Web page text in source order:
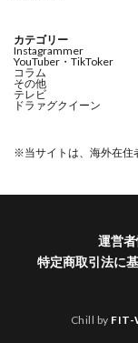
カテゴリー
Instagrammer
YouTuber・TikToker
コラム
その他
テレビ
ドラァグクイーン
※当サイトは、海外在住
運営
特定商取引法に
Chill by FIT-